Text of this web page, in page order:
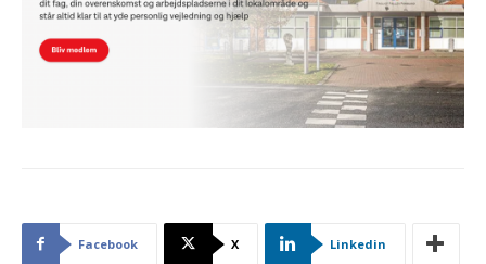
Facebook X Linkedin